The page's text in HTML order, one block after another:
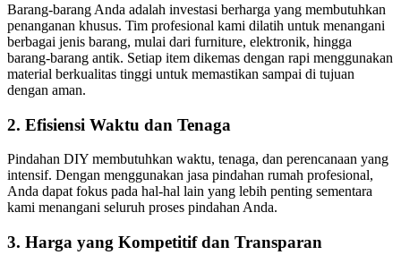
Barang-barang Anda adalah investasi berharga yang membutuhkan
penanganan khusus. Tim profesional kami dilatih untuk menangani
berbagai jenis barang, mulai dari furniture, elektronik, hingga
barang-barang antik. Setiap item dikemas dengan rapi menggunakan
material berkualitas tinggi untuk memastikan sampai di tujuan
dengan aman.
2. Efisiensi Waktu dan Tenaga
Pindahan DIY membutuhkan waktu, tenaga, dan perencanaan yang
intensif. Dengan menggunakan jasa pindahan rumah profesional,
Anda dapat fokus pada hal-hal lain yang lebih penting sementara
kami menangani seluruh proses pindahan Anda.
3. Harga yang Kompetitif dan Transparan